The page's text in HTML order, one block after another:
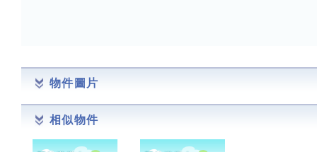
物件圖片
相似物件